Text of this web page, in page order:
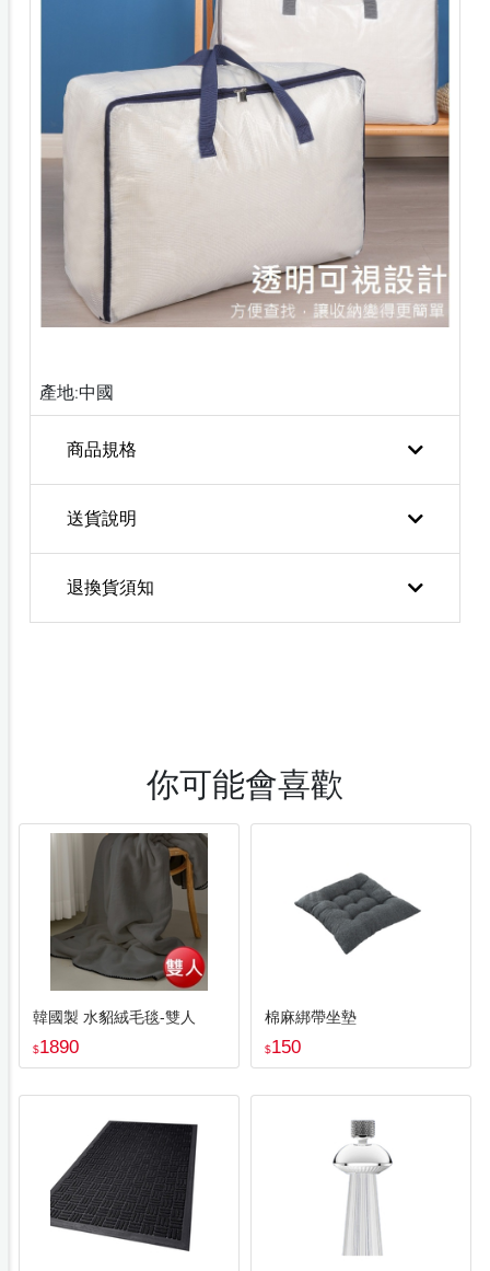
產地:中國
商品規格
送貨說明
退換貨須知
你可能會喜歡
韓國製 水貂絨毛毯-雙人
$1890
棉麻綁帶坐墊
$150